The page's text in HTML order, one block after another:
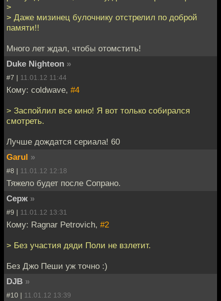
>
> Даже мизинец булочнику отстрелил по доброй
памяти!!
Много лет ждал, чтобы отомстить!
Duke Nighteon »
#7 | 11.01.12 11:44
Кому: coldwave, #4
> Заспойлил все кино! Я вот только собирался
смотреть.
Лучше дождатся сериала! 60
Garul »
#8 | 11.01.12 12:18
Тяжело будет после Сопрано.
Серж »
#9 | 11.01.12 13:31
Кому: Ragnar Petrovich, #2
> Без участия дяди Поли не взлетит.
Без Джо Пеши уж точно :)
DJB »
#10 | 11.01.12 13:39